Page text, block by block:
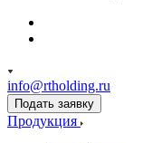
info@rtholding.ru
Подать заявку
Продукция